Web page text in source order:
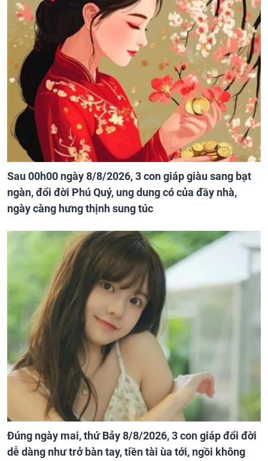
Sau 00h00 ngày 8/8/2026, 3 con giáp giàu sang bạt
ngàn, đổi đời Phú Quý, ung dung có của đầy nhà,
ngày càng hưng thịnh sung túc
Đúng ngày mai, thứ Bảy 8/8/2026, 3 con giáp đổi đời
dễ dàng như trở bàn tay, tiền tài ùa tới, ngồi không